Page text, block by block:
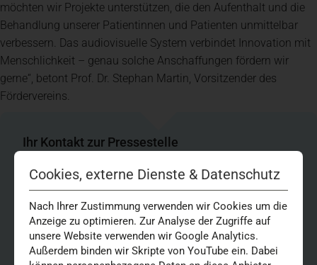
möchten wir Projekte unterstützen, die den Aufenthalt und die
Behandlung unserer Patientinnen und Patienten unmittelbar
verbessern. Das audiovisuelle System verbindet Innovation mit
Menschlichkeit – genau solche Anschaffungen fördern wir
gerne“, betont Prof. Dr. Stephan Martin, Vorsitzender des
Fördervereins.
Ihr Kontakt zur Pressestelle
Pressekontakt
Tel.: 02 11 44 00-69 30
Mail: presse@vkkd-kliniken.de
Cassie Kübitz-Whiteley
Cookies, externe Dienste & Datenschutz
Nach Ihrer Zustimmung verwenden wir Cookies um die
Anzeige zu optimieren. Zur Analyse der Zugriffe auf
unsere Website verwenden wir Google Analytics.
Außerdem binden wir Skripte von YouTube ein. Dabei